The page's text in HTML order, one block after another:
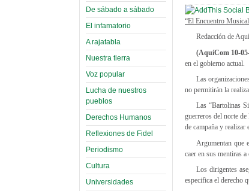
De sábado a sábado
El infamatorio
A rajatabla
Nuestra tierra
Voz popular
Lucha de nuestros
pueblos
Derechos Humanos
Reflexiones de Fidel
Periodismo
Cultura
Universidades
“El Encuentro
Redacción de
(AquíCom 10-
en el gobierno actual.
Las
no permitirán la
Las “Bartolinas
guerreros del norte
de campaña y realizar
Argumentan que
caer en sus mentiras
Los dirigentes
especifica el derecho